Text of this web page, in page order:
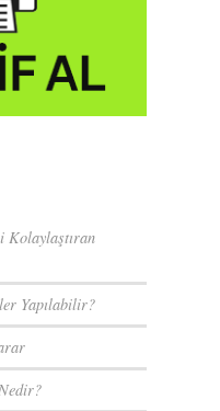
Kolaylaştıran
Yapılabilir?